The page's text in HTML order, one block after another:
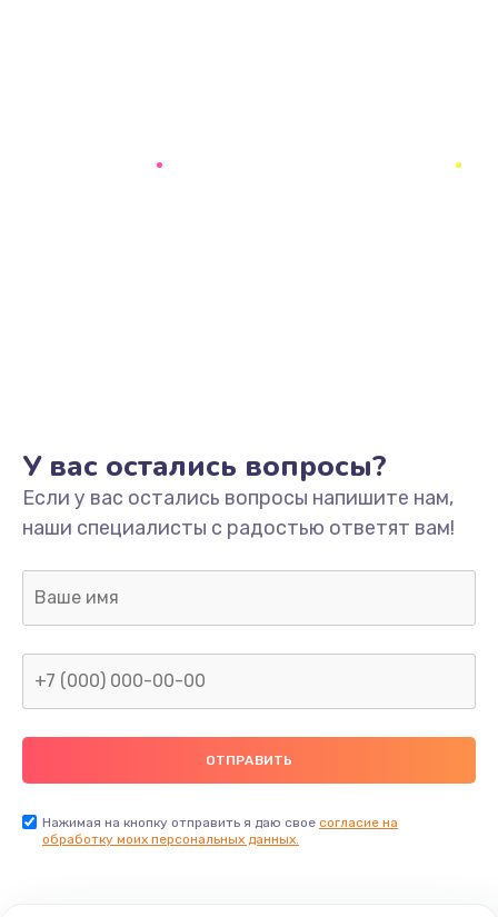
У вас остались вопросы?
Если у вас остались вопросы напишите нам,
наши специалисты с радостью ответят вам!
Нажимая на кнопку отправить я даю свое согласие на
обработку моих персональных данных.